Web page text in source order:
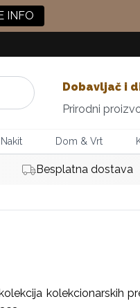
INFO
Dobavljač i
Prirodni
Nakit Dom & Vrt
Besplatna dostava
kolekcionarskih